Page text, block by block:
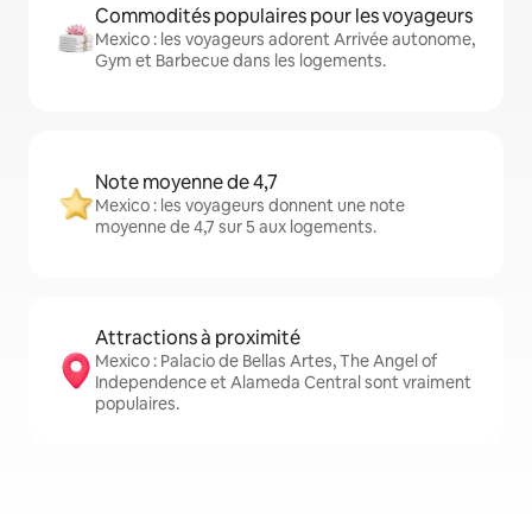
Commodités populaires pour les voyageurs
Mexico : les voyageurs adorent Arrivée autonome,
Gym et Barbecue dans les logements.
Note moyenne de 4,7
Mexico : les voyageurs donnent une note
moyenne de 4,7 sur 5 aux logements.
Attractions à proximité
Mexico : Palacio de Bellas Artes, The Angel of
Independence et Alameda Central sont vraiment
populaires.